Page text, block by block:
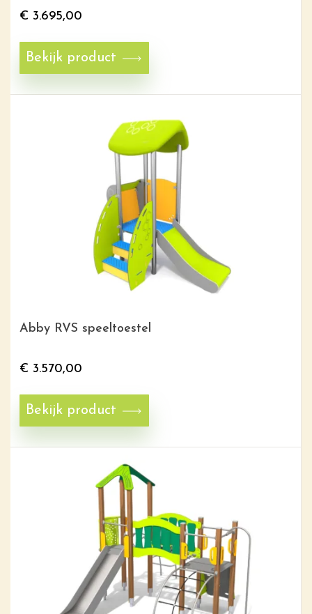
€ 3.695,00
Bekijk product
Abby RVS speeltoestel
€ 3.570,00
Bekijk product